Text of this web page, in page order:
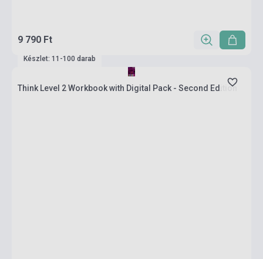
9 790 Ft
Készlet: 11-100 darab
Think Level 2 Workbook with Digital Pack - Second Edition